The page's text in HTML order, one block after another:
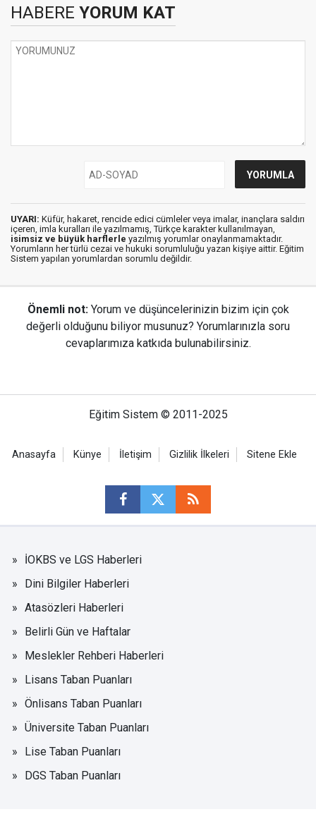
HABERE YORUM KAT
UYARI: Küfür, hakaret, rencide edici cümleler veya imalar, inançlara saldırı
içeren, imla kuralları ile yazılmamış, Türkçe karakter kullanılmayan,
isimsiz ve büyük harflerle yazılmış yorumlar onaylanmamaktadır.
Yorumların her türlü cezai ve hukuki sorumluluğu yazan kişiye aittir. Eğitim
Sistem yapılan yorumlardan sorumlu değildir.
Önemli not: Yorum ve düşüncelerinizin bizim için çok
değerli olduğunu biliyor musunuz? Yorumlarınızla soru
cevaplarımıza katkıda bulunabilirsiniz.
Eğitim Sistem © 2011-2025
Anasayfa Künye İletişim Gizlilik İlkeleri Sitene Ekle
İOKBS ve LGS Haberleri
Dini Bilgiler Haberleri
Atasözleri Haberleri
Belirli Gün ve Haftalar
Meslekler Rehberi Haberleri
Lisans Taban Puanları
Önlisans Taban Puanları
Üniversite Taban Puanları
Lise Taban Puanları
DGS Taban Puanları